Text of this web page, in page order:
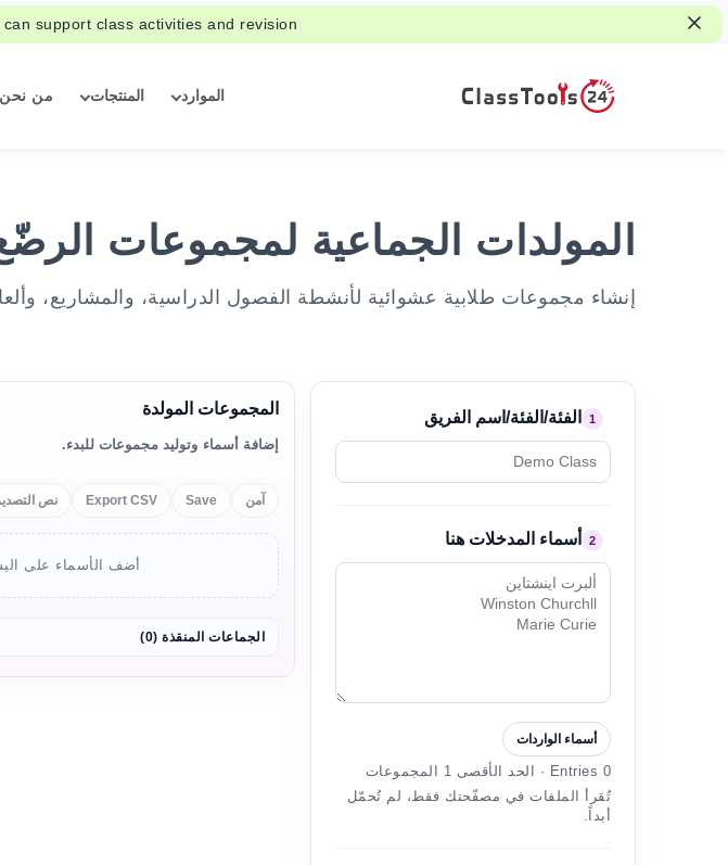
support class activities and revision.
الموارد المنتجات من نحن
المولدات الجماعية لمجموعات
إنشاء مجموعات طلابية عشوائية لأنشطة الفصول الدراسية، والمشاريع،
1 الفئة/الفئة/اسم الفريق
2 أسماء المدخلات هنا
أسماء الواردات
0 Entries · الحد الأقصى 1 المجموعات
تُقرأ الملفات في مصفّحتك فقط، لم تُحمّل
أبداً.
المجموعات المولدة
إضافة أسماء وتوليد مجموعات للبدء.
آمن Save
Export CSV نص
أضف الأسماء على
الجماعات المنقذة (0)